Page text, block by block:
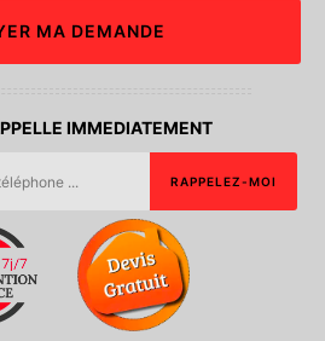
IMMEDIATEMENT